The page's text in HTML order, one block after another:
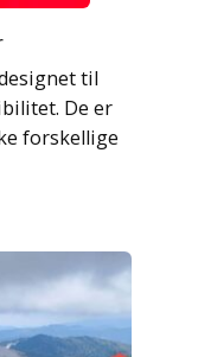
til
De er
forskellige